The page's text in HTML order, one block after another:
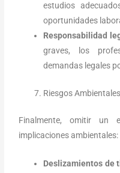
estudios
oportunidades
Responsabilidad
graves, los
demandas legales
Riesgos Ambientales
Finalmente, omitir un
implicaciones ambientales:
Deslizamientos de